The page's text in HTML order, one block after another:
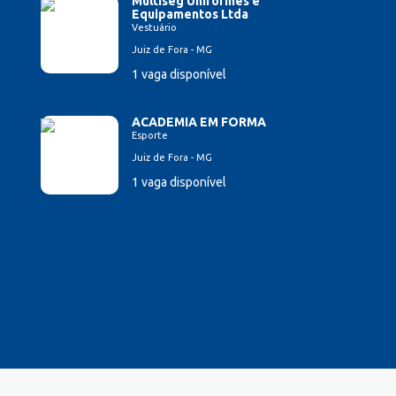
Equipamentos Ltda
Vestuário
Juiz de Fora - MG
1 vaga disponível
ACADEMIA EM FORMA
Esporte
Juiz de Fora - MG
1 vaga disponível